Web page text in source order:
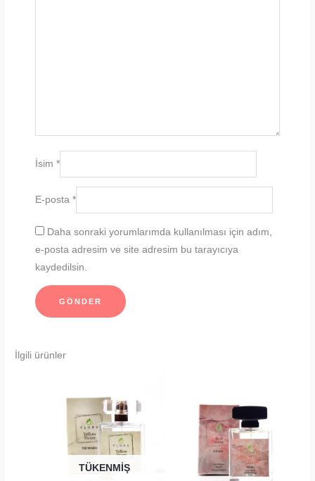
İsim*
E-posta*
Daha sonraki yorumlarımda kullanılması için adım,
e-posta adresim ve site adresim bu tarayıcıya
kaydedilsin.
İlgili ürünler
TÜKENMIŞ